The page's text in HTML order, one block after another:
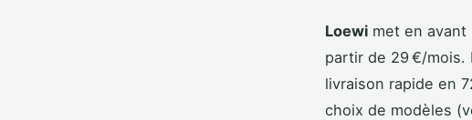
Loewi met en
partir de 29 €/mois.
livraison rapide en
choix de modèles